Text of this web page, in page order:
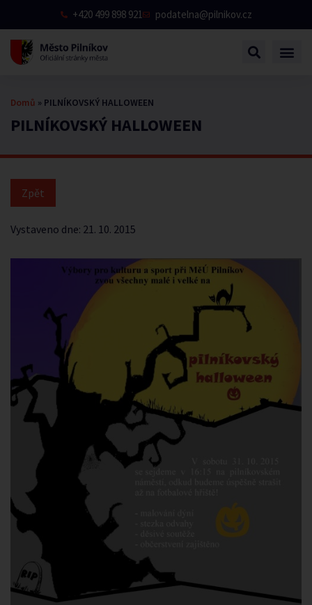
+420 499 898 921 podatelna@pilnikov.cz
PILNÍKOVSKÝ HALLOWEEN
Domů » PILNÍKOVSKÝ HALLOWEEN
Vystaveno dne: 21. 10. 2015